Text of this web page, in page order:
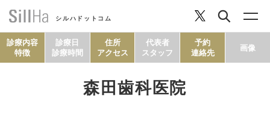
シルハドットコム
診療内容
特徴
診療日
診療時間
住所
アクセス
代表者
スタッフ
予約
連絡先
画像
森田歯科医院